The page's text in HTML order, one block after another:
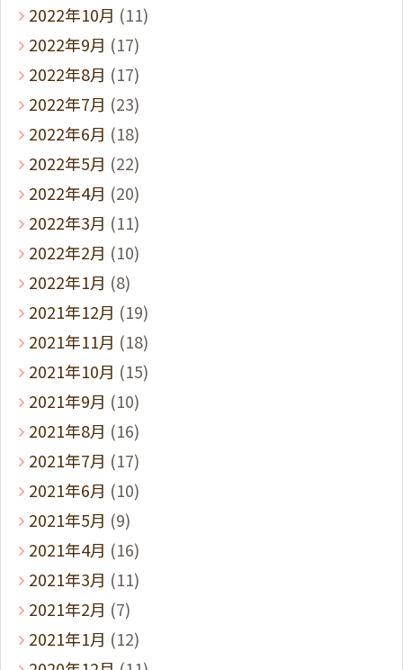
2022年10月 (11)
2022年9月 (17)
2022年8月 (17)
2022年7月 (23)
2022年6月 (18)
2022年5月 (22)
2022年4月 (20)
2022年3月 (11)
2022年2月 (10)
2022年1月 (8)
2021年12月 (19)
2021年11月 (18)
2021年10月 (15)
2021年9月 (10)
2021年8月 (16)
2021年7月 (17)
2021年6月 (10)
2021年5月 (9)
2021年4月 (16)
2021年3月 (11)
2021年2月 (7)
2021年1月 (12)